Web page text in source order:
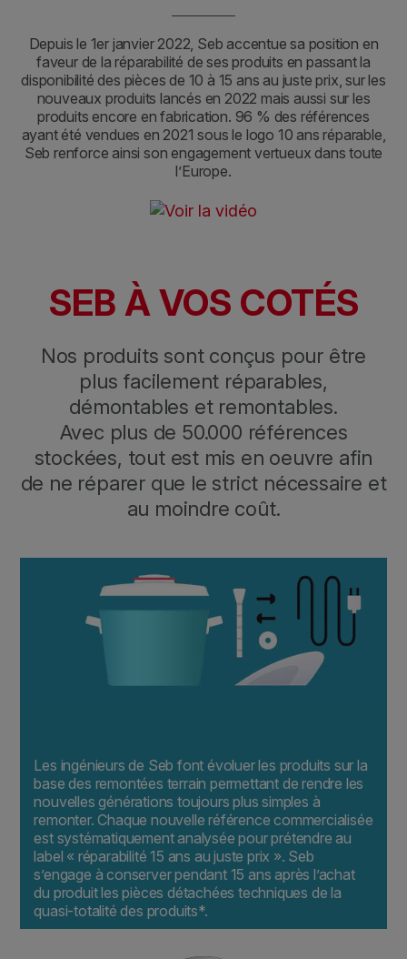
Depuis le 1er janvier 2022, Seb accentue sa position en
faveur de la réparabilité de ses produits en passant la
disponibilité des pièces de 10 à 15 ans au juste prix, sur les
nouveaux produits lancés en 2022 mais aussi sur les
produits encore en fabrication. 96 % des références
ayant été vendues en 2021 sous le logo 10 ans réparable,
Seb renforce ainsi son engagement vertueux dans toute
l’Europe.
SEB À VOS COTÉS
Nos produits sont conçus pour être
plus facilement réparables,
démontables et remontables.
Avec plus de 50.000 références
stockées, tout est mis en oeuvre afin
de ne réparer que le strict nécessaire et
au moindre coût.
Les ingénieurs de Seb font évoluer les produits sur la
base des remontées terrain permettant de rendre les
nouvelles générations toujours plus simples à
remonter. Chaque nouvelle référence commercialisée
est systématiquement analysée pour prétendre au
label « réparabilité 15 ans au juste prix ». Seb
s’engage à conserver pendant 15 ans après l’achat
du produit les pièces détachées techniques de la
quasi-totalité des produits*.